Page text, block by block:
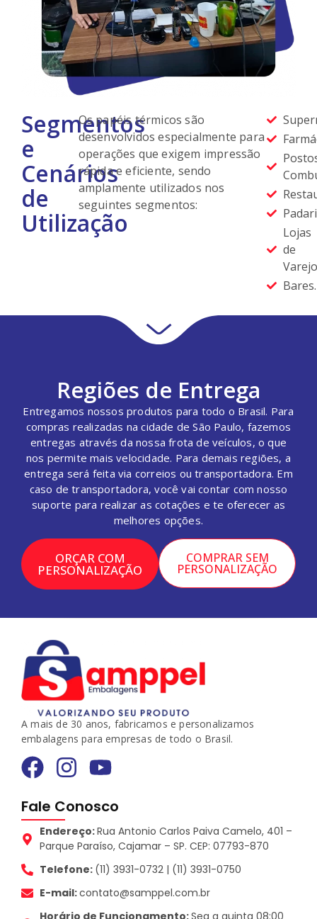
Segmentos
e
Cenários
de
Utilização
Os papéis térmicos são
desenvolvidos especialmente para
operações que exigem impressão
rápida e eficiente, sendo
amplamente utilizados nos
seguintes segmentos:
Lojas
de
Bares.
Regiões de Entrega
Entregamos nossos produtos para todo o Brasil. Para
compras realizadas na cidade de São Paulo, fazemos
entregas através da nossa frota de veículos, o que
nos permite mais velocidade. Para demais regiões, a
entrega será feita via correios ou transportadora. Em
caso de transportadora, você vai contar com nosso
suporte para realizar as cotações e te oferecer as
melhores opções.
ORÇAR COM
PERSONALIZAÇÃO
COMPRAR SEM
PERSONALIZAÇÃO
A mais de 30 anos, fabricamos e personalizamos
embalagens para empresas de todo o Brasil.
Fale Conosco
Endereço:Rua Antonio Carlos Paiva Camelo, 401 –
Parque Paraíso, Cajamar – SP. CEP: 07793-870
Telefone: (11) 3931-0732 | (11) 3931-0750
E-mail:contato@samppel.com.br